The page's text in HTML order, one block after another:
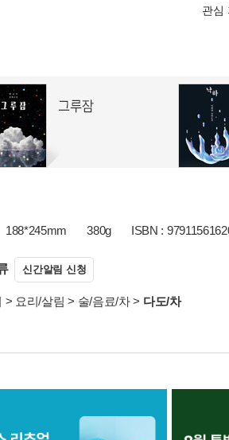
관심
188*245mm 380g ISBN :
신간알림 신청
> 요리/살림 > 술/음료/차> 다도/차